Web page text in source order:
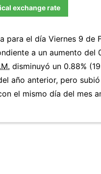
exchange rate
para el día Viernes 9 de
a un aumento del
disminuyó un 0.88%
año anterior, pero
el mismo día del mes